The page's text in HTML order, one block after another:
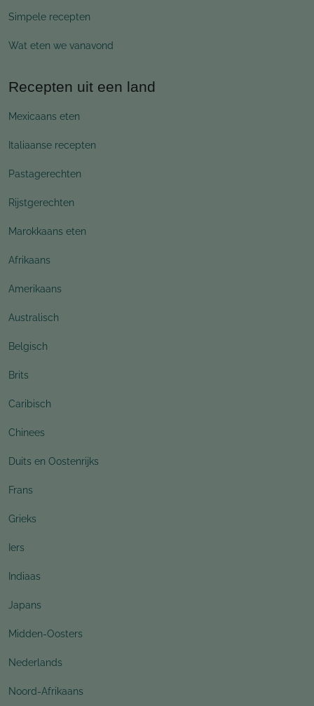
Simpele recepten
Wat eten we vanavond
Recepten uit een land
Mexicaans eten
Italiaanse recepten
Pastagerechten
Rijstgerechten
Marokkaans eten
Afrikaans
Amerikaans
Australisch
Belgisch
Brits
Caribisch
Chinees
Duits en Oostenrijks
Frans
Grieks
Iers
Indiaas
Japans
Midden-Oosters
Nederlands
Noord-Afrikaans